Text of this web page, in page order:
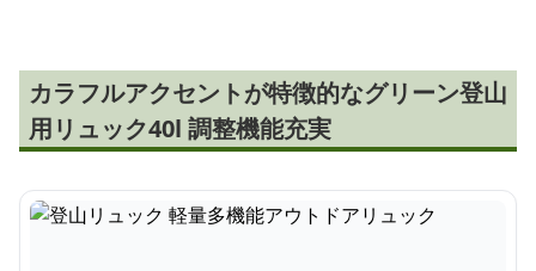
カラフルアクセントが特徴的なグリーン登山
用リュック40l 調整機能充実